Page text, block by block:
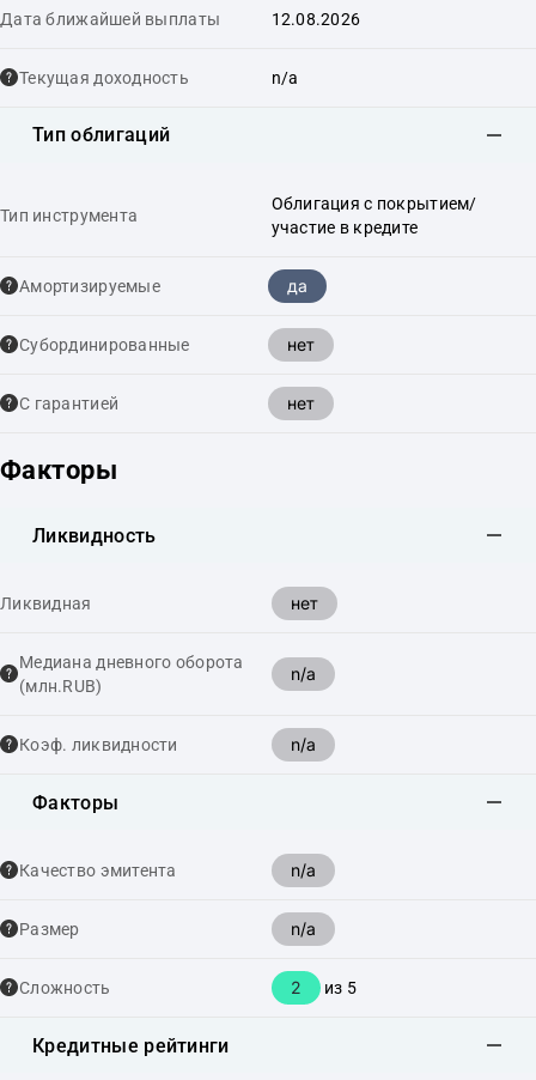
Дата ближайшей выплаты 12.08.2026
Текущая доходность n/a
Тип облигаций
Тип инструмента
Облигация с покрытием/
участие в кредите
Амортизируемые да
Cубординированные нет
С гарантией нет
Факторы
Ликвидность
Ликвидная нет
Медиана дневного оборота
(млн.RUB)
n/a
Коэф. ликвидности n/a
Факторы
Качество эмитента n/a
Размер n/a
Сложность 2 из 5
Кредитные рейтинги